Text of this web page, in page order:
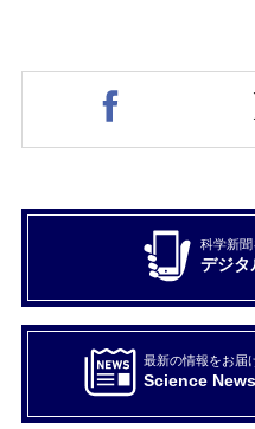
科学新
デジタ
最新の情報をお届
Science